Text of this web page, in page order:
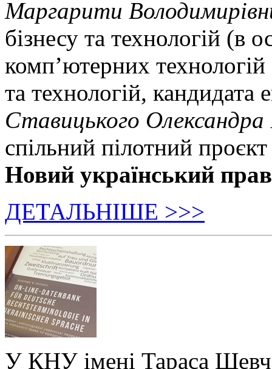
Маргарити
бізнесу та технологій (в
комп’ютерних технологій
та технологій, кандидата
Ставицького Олександра
спільний пілотний
Новий український
ДЕТАЛЬНІШЕ >>>
У КНУ імені Тараса